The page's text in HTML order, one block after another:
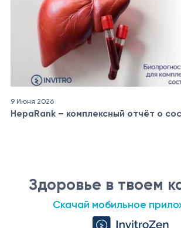
9 Июня 2026
HepaRank – комплексный отчёт о
Здоровье в твоем
Скачай мобильное